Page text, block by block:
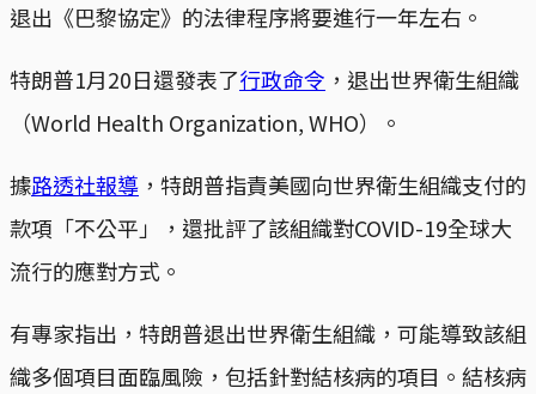
退出《巴黎協定》的法律程序將要進行一年左右。
特朗普1月20日還發表了行政命令 ，退出世界衛生組織
（World Health Organization, WHO）。
據路透社報導 ，特朗普指責美國向世界衛生組織支付的
款項「不公平」，還批評了該組織對COVID-19全球大
流行的應對方式。
有專家指出，特朗普退出世界衛生組織，可能導致該組
織多個項目面臨風險，包括針對結核病的項目。結核病